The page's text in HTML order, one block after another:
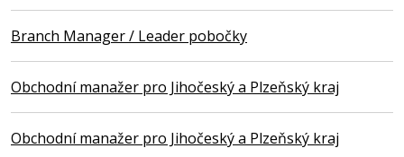
Branch Manager / Leader pobočky
Obchodní manažer pro Jihočeský a Plzeňský kraj
Obchodní manažer pro Jihočeský a Plzeňský kraj